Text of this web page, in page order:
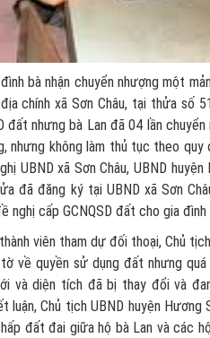
bà nhận chuyển nhượng một
chính xã Sơn Châu, tại thửa số
nhưng bà Lan đã 04 lần
nhưng không làm thủ tục theo
UBND xã Sơn Châu, UBND
đã đăng ký tại UBND xã Sơn
cấp GCNQSD đất cho gia đình
viên tham dự đối thoại, Chủ
về quyền sử dụng đất nhưng
và diện tích đã bị thay đổi và
Chủ tịch UBND huyện
đất đai giữa hộ bà Lan và các